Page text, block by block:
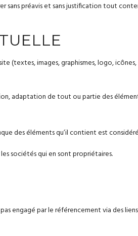
sans préavis et sans justification tout
(textes, images, graphismes, logo,
adaptation de tout ou partie des
des éléments qu’il contient est
sociétés qui en sont propriétaires.
engagé par le référencement via des